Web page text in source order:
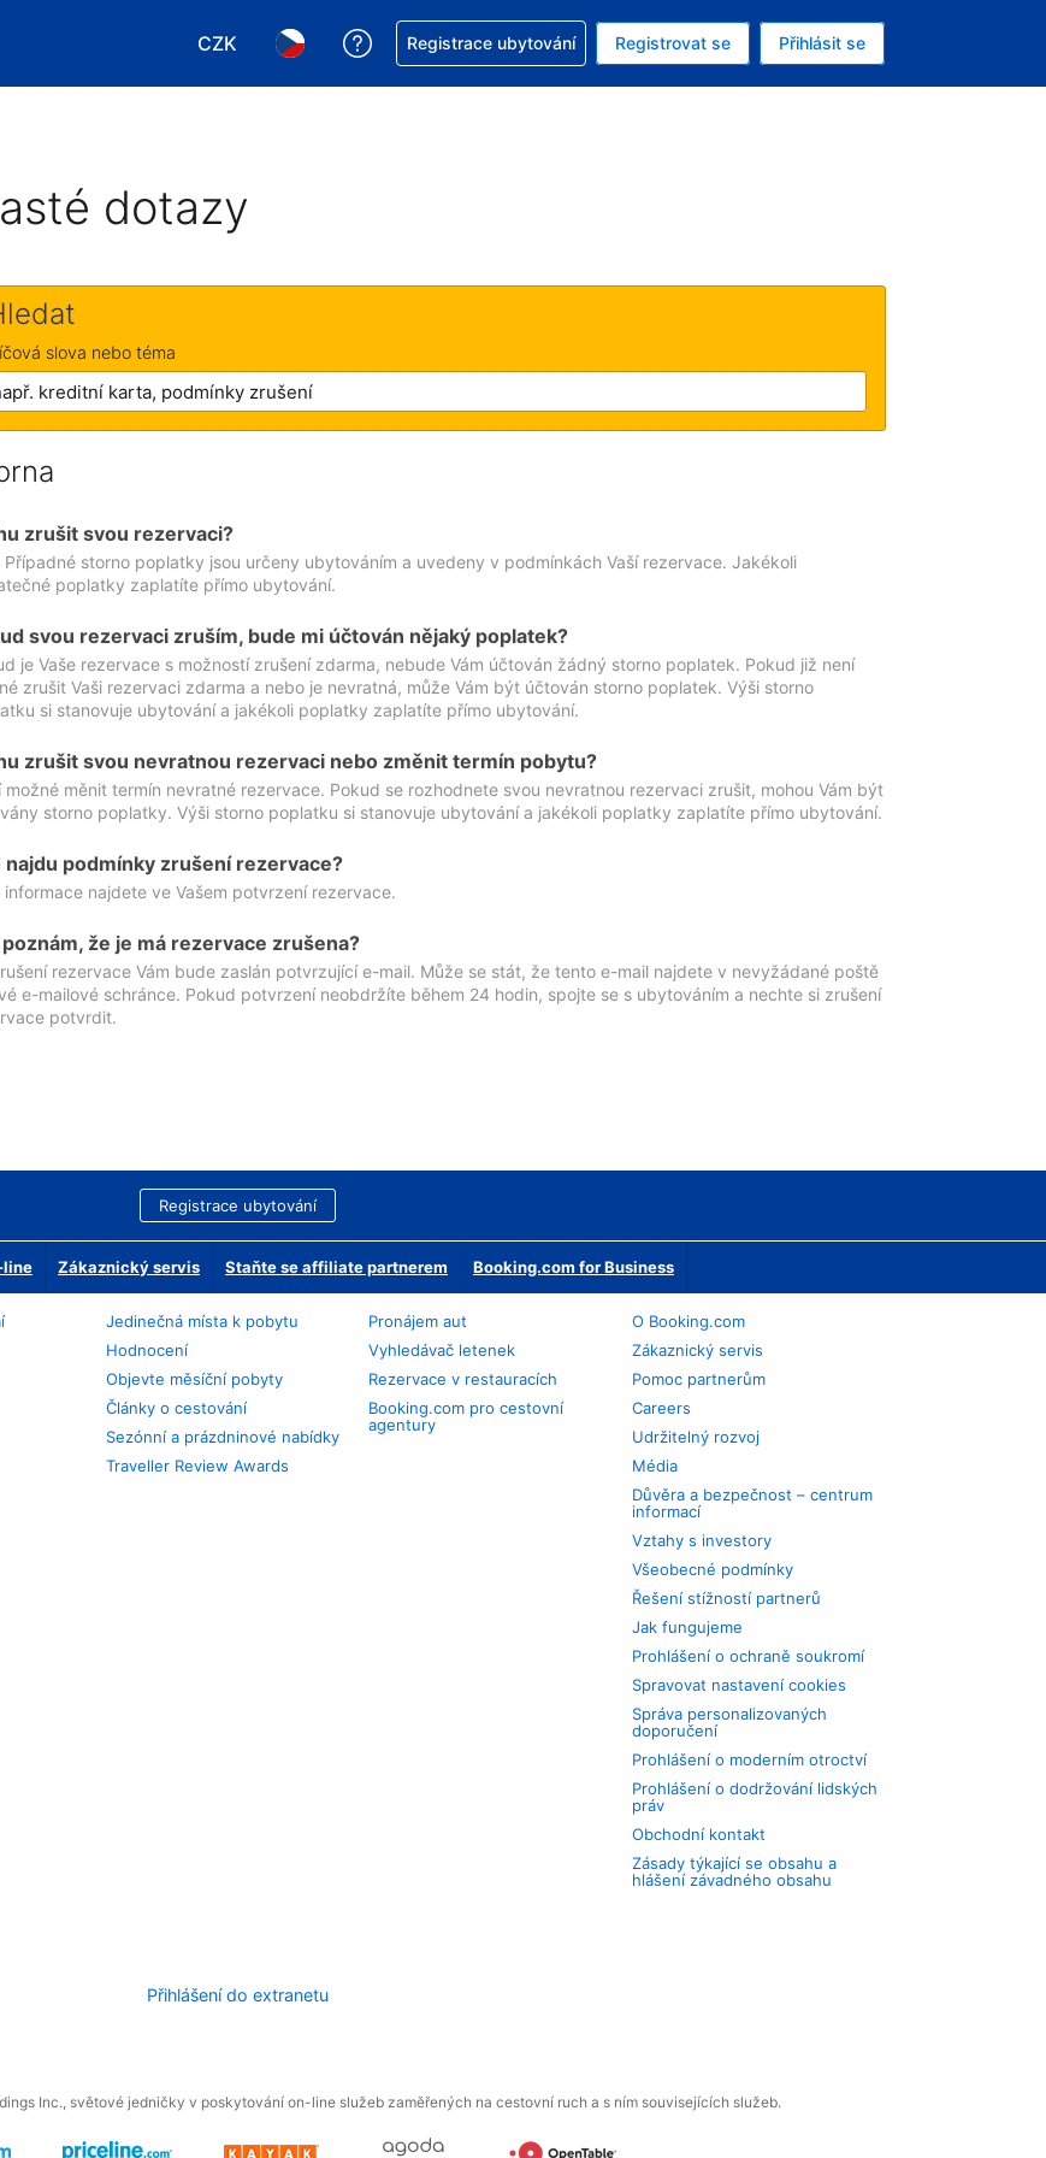
CZK
Vyberte si měnu. Aktuálně zvolená měna: Česká koruna
Vyberte si jazyk. Aktuálně zvolený jazyk: V češtině
Asistence s rezervací
Registrace ubytování Registrovat se Přihlásit se
dotazy
slova nebo téma
zrušit svou rezervaci?
Případné storno poplatky jsou určeny ubytováním a uvedeny v podmínkách Vaší rezervace. Jakékoli
poplatky zaplatíte přímo ubytování.
svou rezervaci zruším, bude mi účtován nějaký poplatek?
je Vaše rezervace s možností zrušení zdarma, nebude Vám účtován žádný storno poplatek. Pokud již není
zrušit Vaši rezervaci zdarma a nebo je nevratná, může Vám být účtován storno poplatek. Výši storno
si stanovuje ubytování a jakékoli poplatky zaplatíte přímo ubytování.
zrušit svou nevratnou rezervaci nebo změnit termín pobytu?
možné měnit termín nevratné rezervace. Pokud se rozhodnete svou nevratnou rezervaci zrušit, mohou Vám být
storno poplatky. Výši storno poplatku si stanovuje ubytování a jakékoli poplatky zaplatíte přímo ubytování.
najdu podmínky zrušení rezervace?
informace najdete ve Vašem potvrzení rezervace.
že je má rezervace zrušena?
rezervace Vám bude zaslán potvrzující e-mail. Může se stát, že tento e-mail najdete v nevyžádané poště
e-mailové schránce. Pokud potvrzení neobdržíte během 24 hodin, spojte se s ubytováním a nechte si zrušení
potvrdit.
Registrace ubytování
line Zákaznický servis Staňte se affiliate partnerem Booking.com for Business
Jedinečná místa k pobytu
Hodnocení
Objevte měsíční pobyty
Články o cestování
Sezónní a prázdninové nabídky
Traveller Review Awards
Pronájem aut
Vyhledávač letenek
Rezervace v restauracích
Booking.com pro cestovní
agentury
O Booking.com
Zákaznický servis
Pomoc partnerům
Careers
Udržitelný rozvoj
Média
Důvěra a bezpečnost – centrum
informací
Vztahy s investory
Všeobecné podmínky
Řešení stížností partnerů
Jak fungujeme
Prohlášení o ochraně soukromí
Spravovat nastavení cookies
Správa personalizovaných
doporučení
Prohlášení o moderním otroctví
Prohlášení o dodržování lidských
práv
Obchodní kontakt
Zásady týkající se obsahu a
hlášení závadného obsahu
Přihlášení do extranetu
Inc., světové jedničky v poskytování on-line služeb zaměřených na cestovní ruch a s ním souvisejících služeb.